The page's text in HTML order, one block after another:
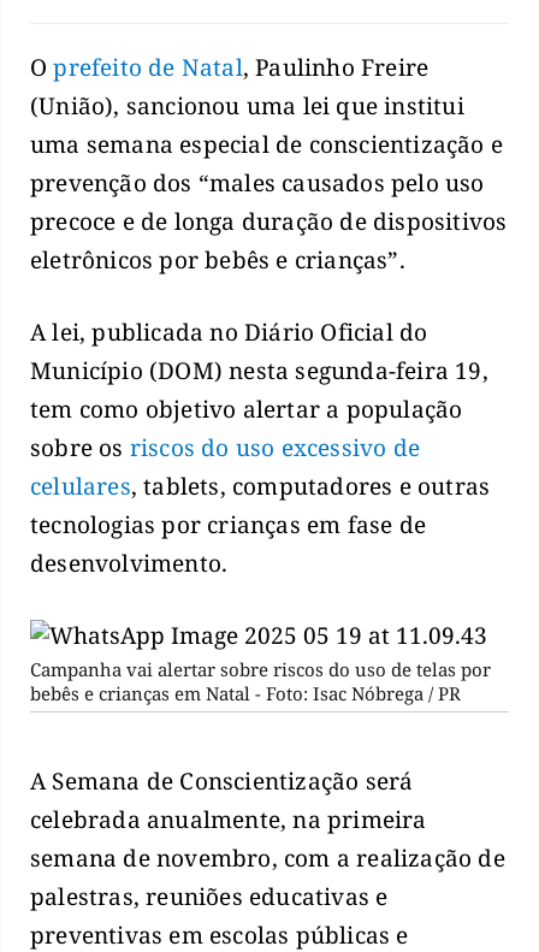
Oprefeito de Natal, Paulinho Freire
(União), sancionou uma lei que institui
uma semana especial de conscientização e
prevenção dos “males causados pelo uso
precoce e de longa duração de dispositivos
eletrônicos por bebês e crianças”.
A lei, publicada no Diário Oficial do
Município (DOM) nesta segunda-feira 19,
tem como objetivo alertar a população
sobre os riscos do uso excessivo de
celulares, tablets, computadores e outras
tecnologias por crianças em fase de
desenvolvimento.
Campanha vai alertar sobre riscos do uso de telas por
bebês e crianças em Natal - Foto: Isac Nóbrega / PR
A Semana de Conscientização será
celebrada anualmente, na primeira
semana de novembro, com a realização de
palestras, reuniões educativas e
preventivas em escolas públicas e